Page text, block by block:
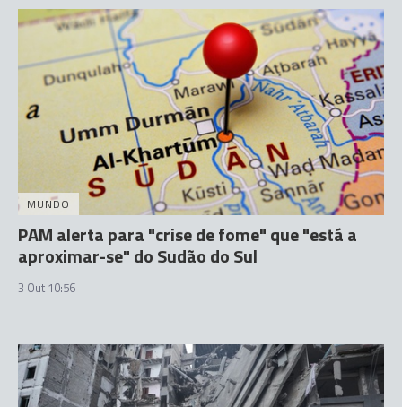
MUNDO
PAM alerta para "crise de fome" que "está a
aproximar-se" do Sudão do Sul
3 Out 10:56